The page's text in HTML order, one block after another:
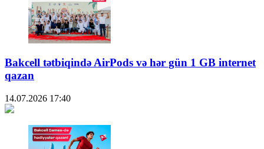
Bakcell tətbiqində AirPods və hər gün 1 GB internet
qazan
14.07.2026 17:40